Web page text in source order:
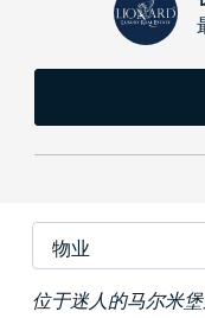
位于迷人的马尔米